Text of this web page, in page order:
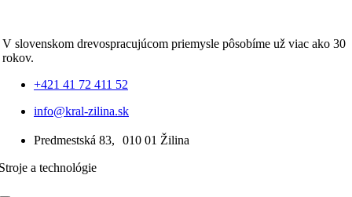
V slovenskom drevospracujúcom priemysle pôsobíme už viac ako 30
rokov.
+421 41 72 411 52
info@kral-zilina.sk
Predmestská 83, 010 01 Žilina
a technológie